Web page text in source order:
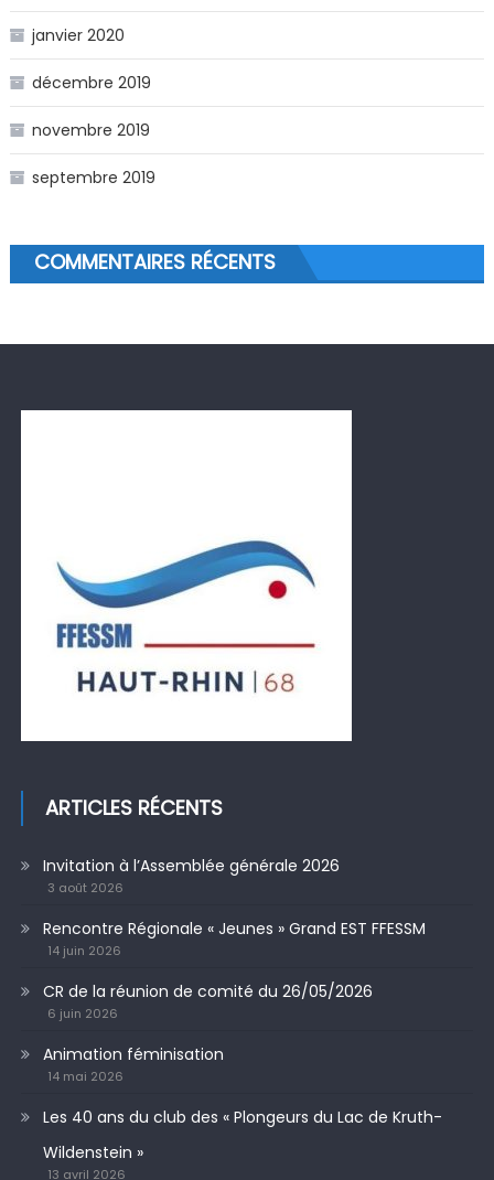
janvier 2020
décembre 2019
novembre 2019
septembre 2019
COMMENTAIRES RÉCENTS
ARTICLES RÉCENTS
Invitation à l’Assemblée générale 2026
3 août 2026
Rencontre Régionale « Jeunes » Grand EST FFESSM
14 juin 2026
CR de la réunion de comité du 26/05/2026
6 juin 2026
Animation féminisation
14 mai 2026
Les 40 ans du club des « Plongeurs du Lac de Kruth-
Wildenstein »
13 avril 2026